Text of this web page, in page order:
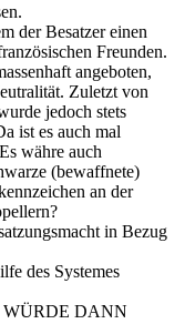
der Besatzer einen
Freunden.
angeboten,
Zuletzt von
jedoch stets
ist es auch mal
währe auch
(bewaffnete)
an der
in Bezug
des Systemes
DANN